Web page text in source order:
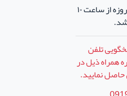
پاسخگویی تلفنی همه روزه از ساعت ۱۰
تلفن
همراه ذیل در
نمایید.